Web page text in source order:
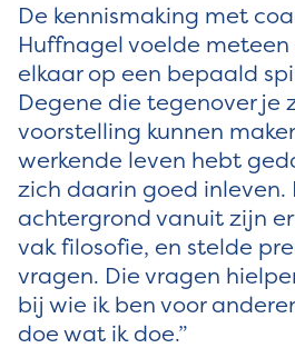
De kennismaking met
Huffnagel voelde meteen
elkaar op een bepaald
Degene die tegenover je
voorstelling kunnen
werkende leven hebt
zich daarin goed inleven.
achtergrond vanuit zijn
vak filosofie, en stelde
vragen. Die vragen
bij wie ik ben voor
doe wat ik doe.”